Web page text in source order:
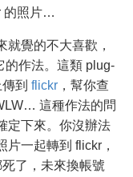
的照片…
覺的不大喜歡，
的作法。這類 plug-
到 flickr ，幫你查
這種作法的問
定下來。你沒辦法
一起轉到 flickr，
了，未來換帳號